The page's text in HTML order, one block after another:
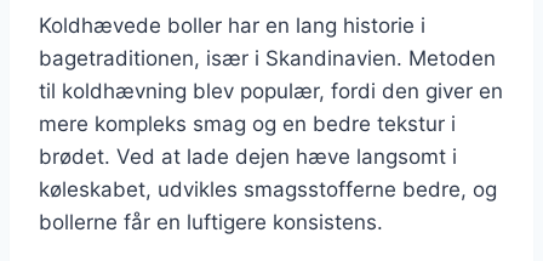
Koldhævede boller har en lang historie i
bagetraditionen, især i Skandinavien. Metoden
til koldhævning blev populær, fordi den giver en
mere kompleks smag og en bedre tekstur i
brødet. Ved at lade dejen hæve langsomt i
køleskabet, udvikles smagsstofferne bedre, og
bollerne får en luftigere konsistens.